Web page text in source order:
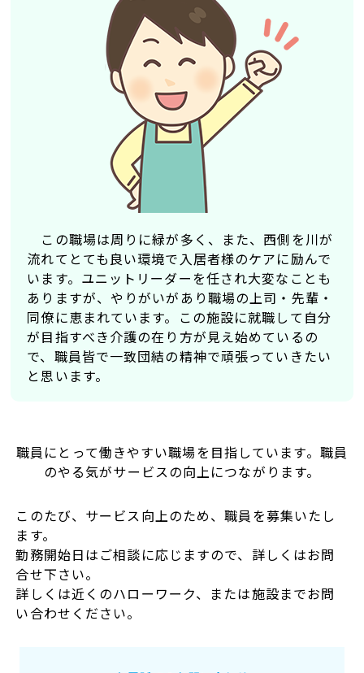
この職場は周りに緑が多く、また、西側を川が
流れてとても良い環境で入居者様のケアに励んで
います。ユニットリーダーを任され大変なことも
ありますが、やりがいがあり職場の上司・先輩・
同僚に恵まれています。この施設に就職して自分
が目指すべき介護の在り方が見え始めているの
で、職員皆で一致団結の精神で頑張っていきたい
と思います。
職員にとって働きやすい職場を目指しています。職員
のやる気がサービスの向上につながります。
このたび、サービス向上のため、職員を募集いたし
ます。
勤務開始日はご相談に応じますので、詳しくはお問
合せ下さい。
詳しくは近くのハローワーク、または施設までお問
い合わせください。